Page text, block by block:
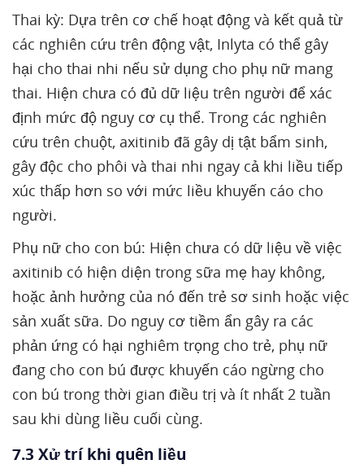
Thai kỳ: Dựa trên cơ chế hoạt động và kết quả từ
các nghiên cứu trên động vật, Inlyta có thể gây
hại cho thai nhi nếu sử dụng cho phụ nữ mang
thai. Hiện chưa có đủ dữ liệu trên người để xác
định mức độ nguy cơ cụ thể. Trong các nghiên
cứu trên chuột, axitinib đã gây dị tật bẩm sinh,
gây độc cho phôi và thai nhi ngay cả khi liều tiếp
xúc thấp hơn so với mức liều khuyến cáo cho
người.
Phụ nữ cho con bú: Hiện chưa có dữ liệu về việc
axitinib có hiện diện trong sữa mẹ hay không,
hoặc ảnh hưởng của nó đến trẻ sơ sinh hoặc việc
sản xuất sữa. Do nguy cơ tiềm ẩn gây ra các
phản ứng có hại nghiêm trọng cho trẻ, phụ nữ
đang cho con bú được khuyến cáo ngừng cho
con bú trong thời gian điều trị và ít nhất 2 tuần
sau khi dùng liều cuối cùng.
7.3 Xử trí khi quên liều